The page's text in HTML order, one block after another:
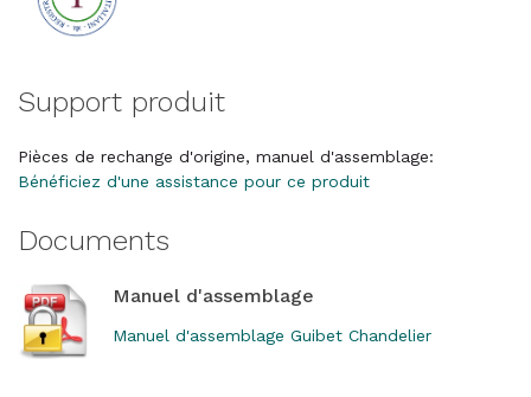
Support produit
Pièces de rechange d'origine, manuel d'assemblage:
Bénéficiez d'une assistance pour ce produit
Documents
Manuel d'assemblage
Manuel d'assemblage Guibet Chandelier